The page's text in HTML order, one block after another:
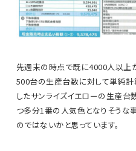
先週末の時点で既に4000人以上
500台の生産台数に対して単純計
したサンライズイエローの生産
つ多分1番の人気色となりそうな
のではないかと思っています。